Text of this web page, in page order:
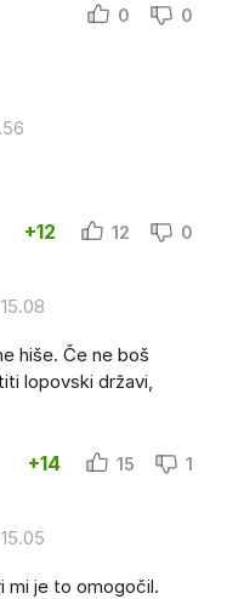
0 0
+12 12 0
hiše. Če ne boš
lopovski državi,
+14 15 1
mi je to omogočil.